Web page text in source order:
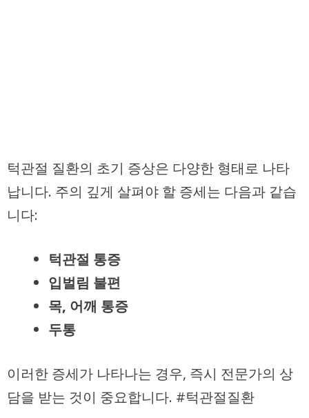
턱관절 질환의 초기 증상은 다양한 형태로 나타
납니다. 주의 깊게 살펴야 할 증세는 다음과 같습
니다:
턱관절 통증
입벌림 불편
목, 어깨 통증
두통
이러한 증세가 나타나는 경우, 즉시 전문가의 상
담을 받는 것이 중요합니다. #턱관절질환